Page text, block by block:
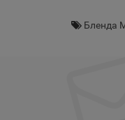
Бленда